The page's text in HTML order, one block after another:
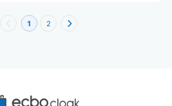
1 2
おすすめコインロッカー